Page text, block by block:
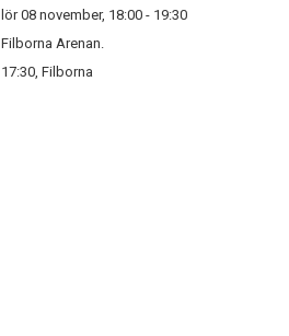
lör 08 november, 18:00 - 19:30
Filborna Arenan.
17:30, Filborna